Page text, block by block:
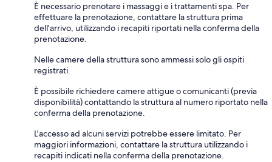
È necessario prenotare i massaggi e i trattamenti spa. Per
effettuare la prenotazione, contattare la struttura prima
dell'arrivo, utilizzando i recapiti riportati nella conferma della
prenotazione.
Nelle camere della struttura sono ammessi solo gli ospiti
registrati.
È possibile richiedere camere attigue o comunicanti (previa
disponibilità) contattando la struttura al numero riportato nella
conferma della prenotazione.
L'accesso ad alcuni servizi potrebbe essere limitato. Per
maggiori informazioni, contattare la struttura utilizzando i
recapiti indicati nella conferma della prenotazione.